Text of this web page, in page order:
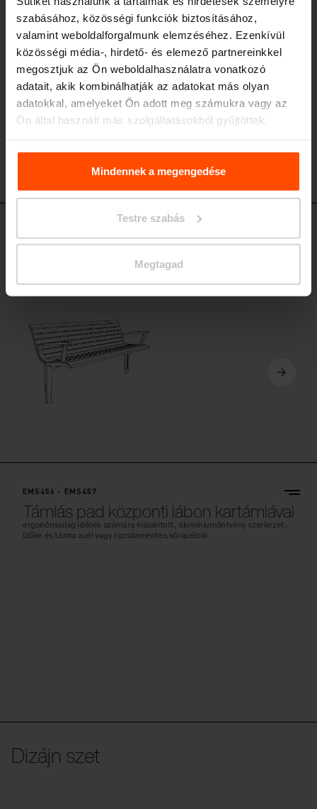
szabásához, közösségi funkciók biztosításához,
valamint weboldalforgalmunk elemzéséhez. Ezenkívül
közösségi média-, hirdető- és elemező partnereinkkel
megosztjuk az Ön weboldalhasználatra vonatkozó
adatait, akik kombinálhatják az adatokat más olyan
adatokkal, amelyeket Ön adott meg számukra vagy az
Ön által használt más szolgáltatásokból gyűjtöttek.
További információért kérjük, látogasson el aPrinciples
Relating to the Processing. Personal Data
Mindennek a megengedése
Testre szabás
Megtagad
alumíniumöntvény szerkezet, ülőke és támla acél vagy rozsdamentes
köracélból
Támlás pad központi lábon kartámlával
ergonómiailag idősek számára kialakított, alumíniumöntvény szerkezet,
EMS456 - EMS457
Támlás pad központi lábon kartámlával
ergonómiailag idősek számára kialakított, alumíniumöntvény szerkezet,
ülőke és támla acél vagy rozsdamentes köracélból
Dizájn szet